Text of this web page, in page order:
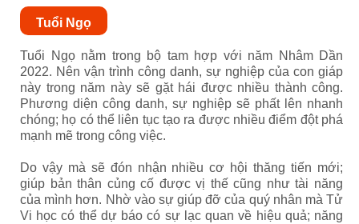
Tuổi Ngọ
Tuổi Ngọ nằm trong bộ tam hợp với năm Nhâm Dần
2022. Nên vận trình công danh, sự nghiệp của con giáp
này trong năm này sẽ gặt hái được nhiều thành công.
Phương diện công danh, sự nghiệp sẽ phất lên nhanh
chóng; họ có thể liên tục tạo ra được nhiều điểm đột phá
mạnh mẽ trong công việc.
Do vậy mà sẽ đón nhận nhiều cơ hội thăng tiến mới;
giúp bản thân củng cố được vị thế cũng như tài năng
của mình hơn. Nhờ vào sự giúp đỡ của quý nhân mà Tử
Vi học có thể dự báo có sự lạc quan về hiệu quả; năng